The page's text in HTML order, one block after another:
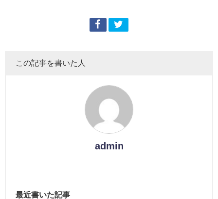
この記事を書いた人
admin
最近書いた記事